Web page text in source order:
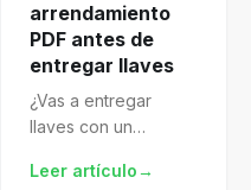
arrendamiento
PDF antes de
entregar llaves
¿Vas a entregar
llaves con un
descargado de
Leer artículo→